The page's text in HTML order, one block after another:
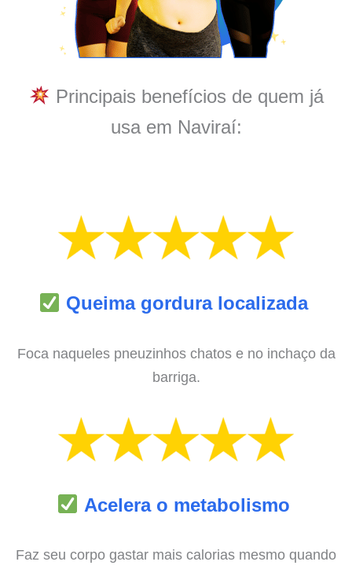
Principais benefícios de quem já
usa em Naviraí:
Queima gordura localizada
Foca naqueles pneuzinhos chatos e no inchaço da
barriga.
Acelera o metabolismo
Faz seu corpo gastar mais calorias mesmo quando